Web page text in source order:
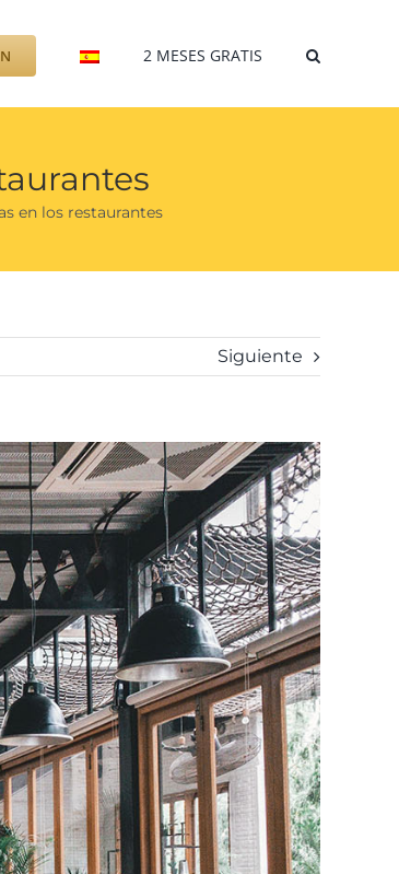
2 MESES GRATIS
en los restaurantes
Siguiente